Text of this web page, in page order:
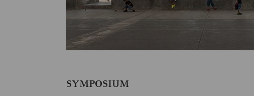
SYMPOSIUM